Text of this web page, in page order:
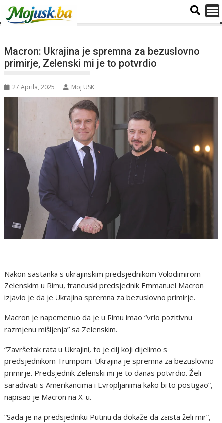
Macron: Ukrajina je spremna za bezuslovno
primirje, Zelenski mi je to potvrdio
27 Aprila, 2025 Moj USK
Nakon sastanka s ukrajinskim predsjednikom Volodimirom
Zelenskim u Rimu, francuski predsjednik Emmanuel Macron
izjavio je da je Ukrajina spremna za bezuslovno primirje.
Macron je napomenuo da je u Rimu imao “vrlo pozitivnu
razmjenu mišljenja” sa Zelenskim.
“Završetak rata u Ukrajini, to je cilj koji dijelimo s
predsjednikom Trumpom. Ukrajina je spremna za bezuslovno
primirje. Predsjednik Zelenski mi je to danas potvrdio. Želi
sarađivati ​​s Amerikancima i Evropljanima kako bi to postigao”,
napisao je Macron na X-u.
“Sada je na predsjedniku Putinu da dokaže da zaista želi mir”,